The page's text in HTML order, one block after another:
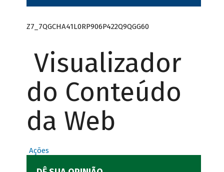
Z7_7QGCHA41L0RP906P422Q9QGG60
Visualizador
do Conteúdo
da Web
Ações